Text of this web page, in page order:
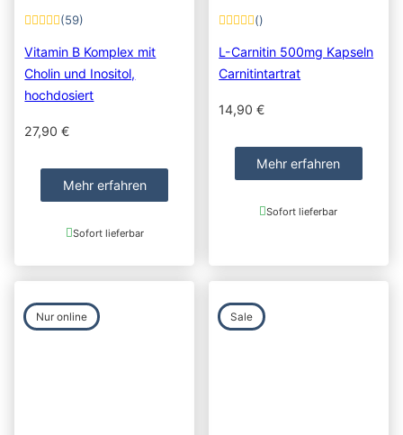
(59)
Vitamin B Komplex mit
Cholin und Inositol,
hochdosiert
27,90€
Mehr erfahren
Sofort lieferbar
()
L-Carnitin 500mg Kapseln
Carnitintartrat
14,90€
Mehr erfahren
Sofort lieferbar
Nur online Sale